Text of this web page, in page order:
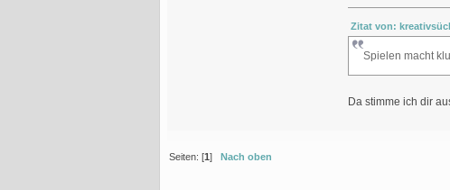
Zitat von:
Spielen macht
Da stimme ich dir
Seiten: [1]Nach oben